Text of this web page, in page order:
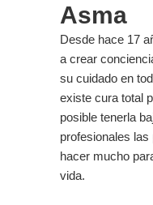
Asma
Desde hace 17
a crear
su cuidado en
existe cura total
posible tenerla
profesionales
hacer mucho
vida.